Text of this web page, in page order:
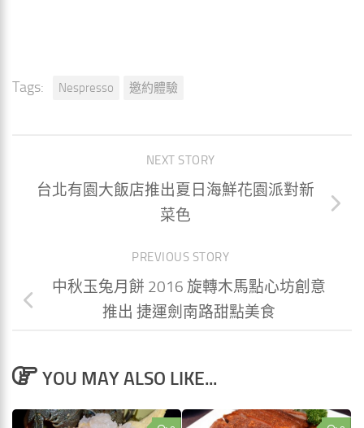
Tags: Nespresso 邀約體驗
NEXT STORY
台北有園大飯店推出夏日海鮮花園派對新
菜色
PREVIOUS STORY
中秋玉兔月餅 2016 旋轉木馬點心坊創意
推出 捷運劍南路甜點美食
YOU MAY ALSO LIKE...